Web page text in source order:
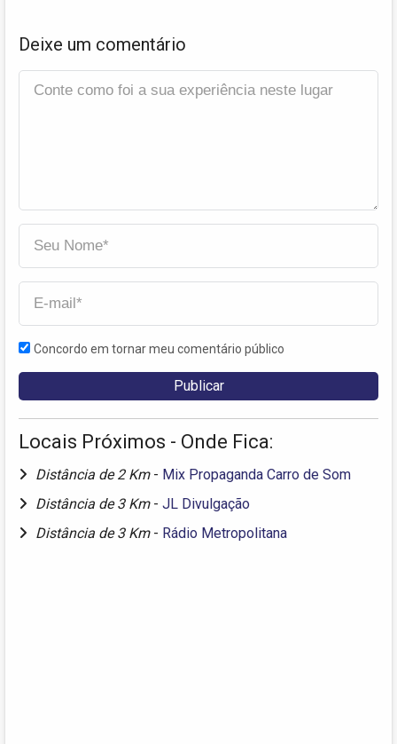
Deixe um comentário
Concordo em tornar meu comentário público
Locais Próximos - Onde Fica:
Distância de 2 Km - Mix Propaganda Carro de Som
Distância de 3 Km - JL Divulgação
Distância de 3 Km - Rádio Metropolitana